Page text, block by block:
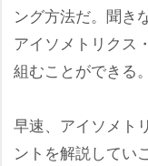
ング方法だ。聞き
アイソメトリクス
組むことができる。
早速、アイソメト
ントを解説してい